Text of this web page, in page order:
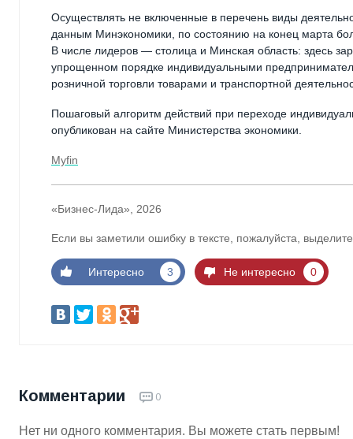
Осуществлять не включенные в перечень виды
данным Минэкономики, по состоянию на конец марта
В числе лидеров — столица и Минская область: здесь
упрощенном порядке индивидуальными
розничной торговли товарами и транспортной
Пошаговый алгоритм действий при переходе
опубликован на сайте Министерства экономики.
Myfin
«Бизнес-Лида», 2026
Если вы заметили ошибку в тексте, пожалуйста,
Интересно 3 Не интересно 0
Комментарии 0
Нет ни одного комментария. Вы можете стать первым!